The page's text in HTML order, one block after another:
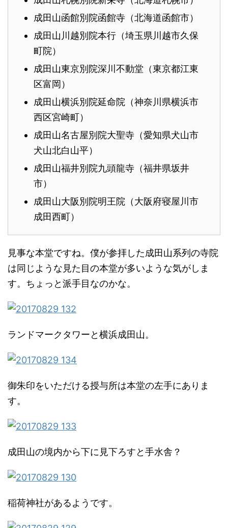
成田山函館別院函館寺（北海道函館市）
成田山川越別院本行（埼玉県川越市久保
町院）
成田山東京別院深川不動堂（東京都江東
区富岡）
成田山横浜別院延命院（神奈川県横浜市
西区宮崎町）
成田山名古屋別院大聖寺（愛知県犬山市
犬山北白山平）
成田山福井別院九頭龍寺（福井県坂井
市）
成田山大阪別院明王院（大阪府寝屋川市
成田西町）
見事な本堂ですね。僕が参拝した成田山系列の寺院
は同じような見た目の本堂が多いような気がしま
す。ちょっと派手目なのかな。
ランドマークタワーと横浜成田山。
御朱印をいただける授与所は本堂の左手にありま
す。
成田山の境内から下に見下ろすと手水舎？
稲荷神社があるようです。